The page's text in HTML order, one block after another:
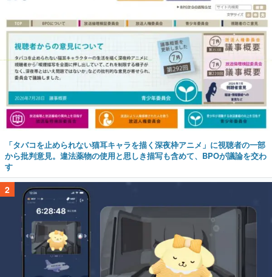
「タバコを止められない猫耳キャラを描く深夜枠アニメ」に視聴者の一部
から批判意見。違法薬物の使用と思しき描写も含めて、BPOが議論を交わ
す
2